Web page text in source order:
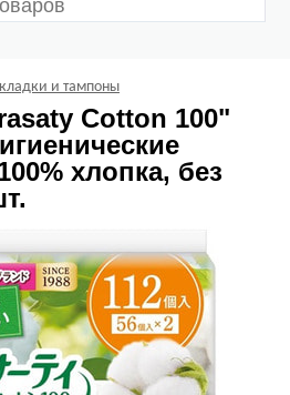
и тампоны
Cotton 100"
хлопка, без